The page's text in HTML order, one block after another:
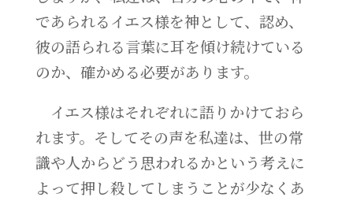
であられるイエス様を神として、認め、
彼の語られる言葉に耳を傾け続けている
のか、確かめる必要があります。
イエス様はそれぞれに語りかけておら
れます。そしてその声を私達は、世の常
識や人からどう思われるかという考えに
よって押し殺してしまうことが少なくあ